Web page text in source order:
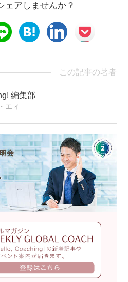
ェアしませんか？
この記事の著者
編集部
エィ